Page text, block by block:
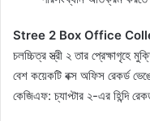
Stree 2 Box Office
চলচ্চিত্র স্ত্রী ২ তার
বেশ কয়েকটি বক্স অফিস রেকর্ড
কেজিএফ: চ্যাপ্টার ২-এর হিন্দি